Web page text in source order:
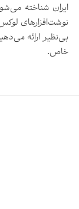
ایران شناخته
نوشت‌افزارهای
بی‌نظیر ارائه
خاص.